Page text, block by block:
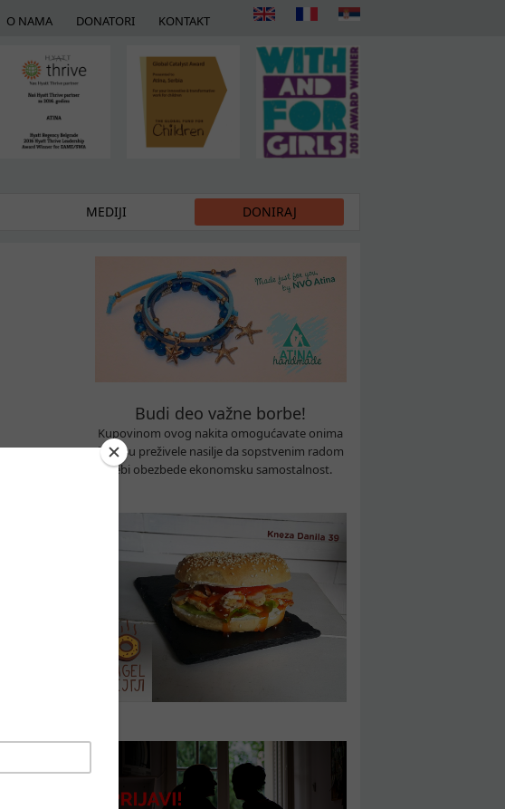
O NAMA DONATORI KONTAKT
MEDIJI DONIRAJ
Budi deo važne borbe!
Kupovinom ovog nakita omogućavate onima
koje su preživele nasilje da sopstvenim radom
sebi obezbede ekonomsku samostalnost.